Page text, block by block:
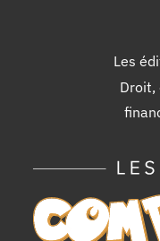
Les
Droit,